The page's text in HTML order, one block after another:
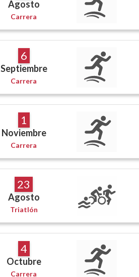
Agosto
Carrera
6
Septiembre
Carrera
1
Noviembre
Carrera
23
Agosto
Triatlón
4
Octubre
Carrera